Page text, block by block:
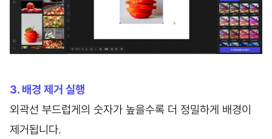
3. 배경 제거 실행
외곽선 부드럽게의 숫자가 높을수록 더 정밀하게 배경이
제거됩니다.